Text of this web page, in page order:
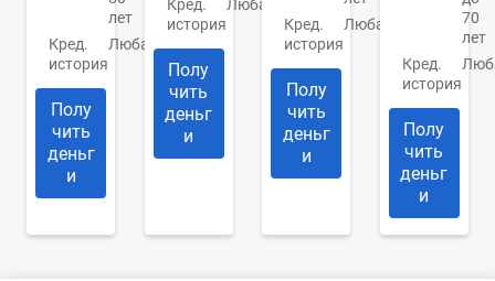
лет
Кред.
история
Любая
Полу
чить
деньг
и
Кред.
история
Любая
Полу
чить
деньг
и
Кред.
история
Любая
Полу
чить
деньг
и
70
лет
Кред.
история
Полу
чить
деньг
и